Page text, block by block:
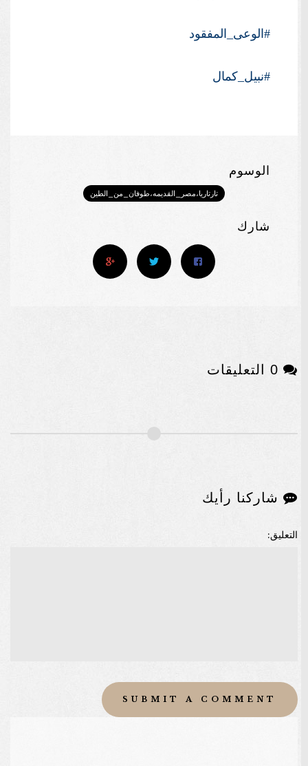
#الوعى_المفقود
#نبيل_كمال
الوسوم
تارتاريا،مصر_القديمه،طوفان_من_الطين
شارك
0 التعليقات
شاركنا رأيك
التعليق: